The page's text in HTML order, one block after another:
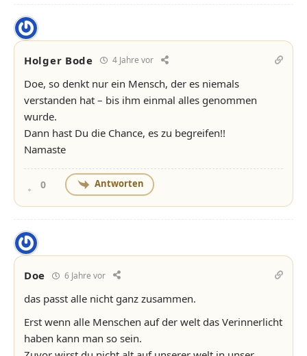
Holger Bode 4 Jahre vor
Doe, so denkt nur ein Mensch, der es niemals
verstanden hat – bis ihm einmal alles genommen
wurde.
Dann hast Du die Chance, es zu begreifen!!
Namaste
0 Antworten
Doe 6 Jahre vor
das passt alle nicht ganz zusammen.
Erst wenn alle Menschen auf der welt das Verinnerlicht
haben kann man so sein.